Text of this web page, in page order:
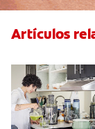
Artículos